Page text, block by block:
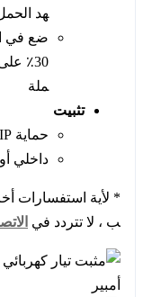
هد
ضع في
30٪
ملة
تثبيت
حماية IP
داخلي
* لأية استفسارات
ب ، لا تتردد في